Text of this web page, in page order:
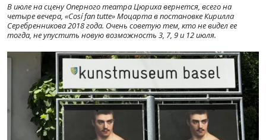
В июле на сцену Оперного театра Цюриха вернется, всего на
четыре вечера, «Cosí fan tutte» Моцарта в постановке Кирилла
Серебренникова 2018 года. Очень советую тем, кто не видел ее
тогда, не упустить новую возможность 3, 7, 9 и 12 июля.